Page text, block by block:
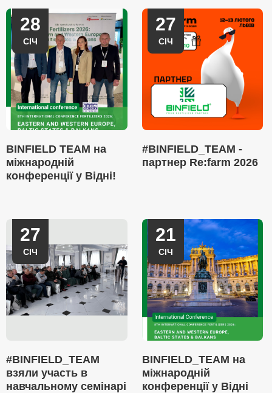
28
СІЧ
BINFIELD TEAM на
міжнародній
конференції у Відні!
27
СІЧ
#BINFIELD_TEAM -
партнер Re:farm 2026
27
СІЧ
#BINFIELD_TEAM
взяли участь в
навчальному семінарі
21
СІЧ
BINFIELD_TEAM на
міжнародній
конференції у Відні